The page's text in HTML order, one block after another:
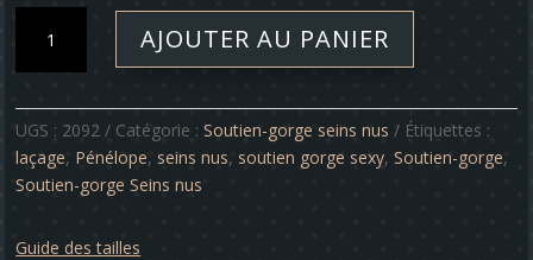
Soutien-
-
Pénélope
AJOUTER AU PANIER
UGS : 2092 Catégorie :Soutien-gorge seins nus
Étiquettes :
laçage, Pénélope, seins nus, soutien gorge sexy,Soutien-gorge,
Soutien-gorge Seins nus
Guide des tailles